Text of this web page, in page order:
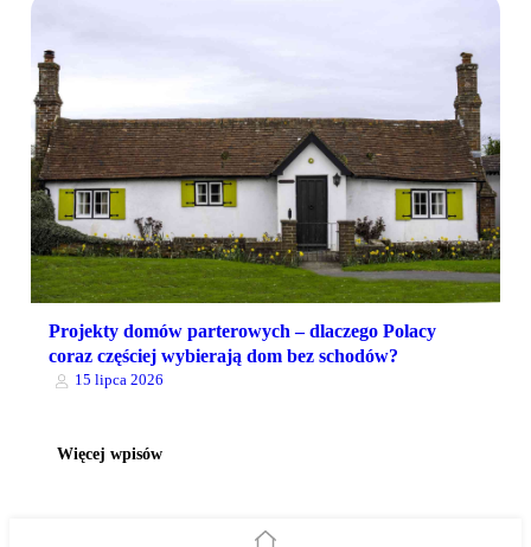
Projekty domów parterowych – dlaczego Polacy
coraz częściej wybierają dom bez schodów?
15 lipca 2026
Więcej wpisów